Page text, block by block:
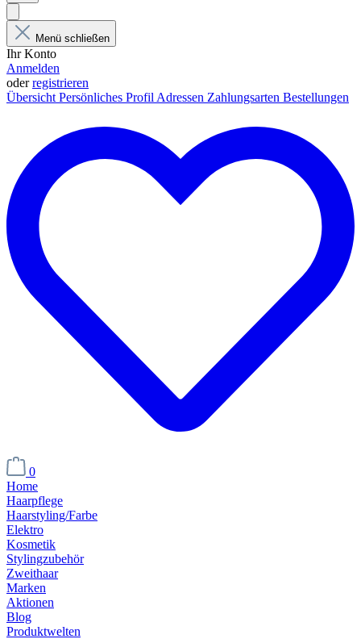
Menü schließen
Ihr Konto
Anmelden
oderregistrieren
Übersicht Persönliches Profil Adressen Zahlungsarten Bestellungen
0
Home
Haarpflege
Haarstyling/Farbe
Elektro
Kosmetik
Stylingzubehör
Zweithaar
Marken
Aktionen
Blog
Produktwelten